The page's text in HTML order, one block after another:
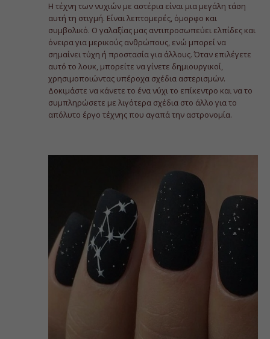
Η τέχνη των νυχιών με αστέρια είναι μια μεγάλη τάση
αυτή τη στιγμή. Είναι λεπτομερές, όμορφο και
συμβολικό. Ο γαλαξίας μας αντιπροσωπεύει ελπίδες και
όνειρα για μερικούς ανθρώπους, ενώ μπορεί να
σημαίνει τύχη ή προστασία για άλλους. Όταν επιλέγετε
αυτό το λουκ, μπορείτε να γίνετε δημιουργικοί,
χρησιμοποιώντας υπέροχα σχέδια αστερισμών.
Δοκιμάστε να κάνετε το ένα νύχι το επίκεντρο και να το
συμπληρώσετε με λιγότερα σχέδια στο άλλο για το
απόλυτο έργο τέχνης που αγαπά την αστρονομία.